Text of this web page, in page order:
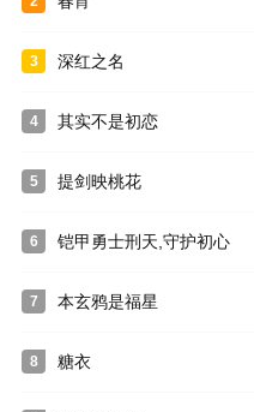
，幸得听风阁主苏婉儿相
钟*24集，取景地为内蒙古自治
恋爱系统，未完成任务将变纸片
3 深红之名
4 其实不是初恋
5 提剑映桃花
6 铠甲勇士刑天,守护初心
7 本玄鸦是福星
8 糖衣